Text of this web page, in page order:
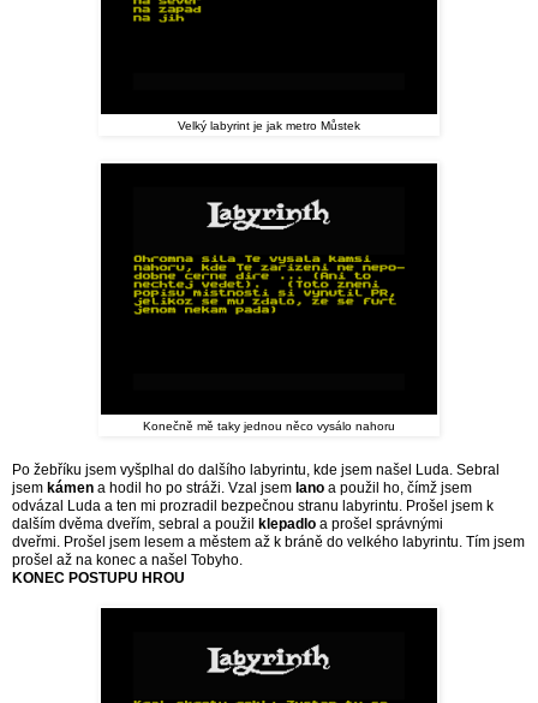
Velký labyrint je jak metro Můstek
Konečně mě taky jednou něco vysálo nahoru
Po žebříku jsem vyšplhal do dalšího labyrintu, kde jsem našel Luda. Sebral
jsem kámen a hodil ho po stráži. Vzal jsem lano a použil ho, čímž jsem
odvázal Luda a ten mi prozradil bezpečnou stranu labyrintu. Prošel jsem k
dalším dvěma dveřím, sebral a použil
klepadlo a prošel správnými
dveřmi. Prošel jsem lesem a městem až k bráně do velkého labyrintu. Tím jsem
prošel až na konec a našel Tobyho.
KONEC POSTUPU HROU